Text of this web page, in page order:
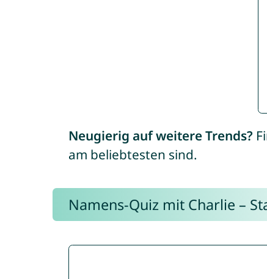
Neugierig auf weitere Trends?
am beliebtesten sind.
Namens-Quiz mit Charlie –